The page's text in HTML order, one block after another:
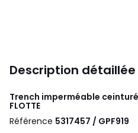
Description détaillée
Trench imperméable ceinturé,
FLOTTE
Référence 5317457 / GPF919